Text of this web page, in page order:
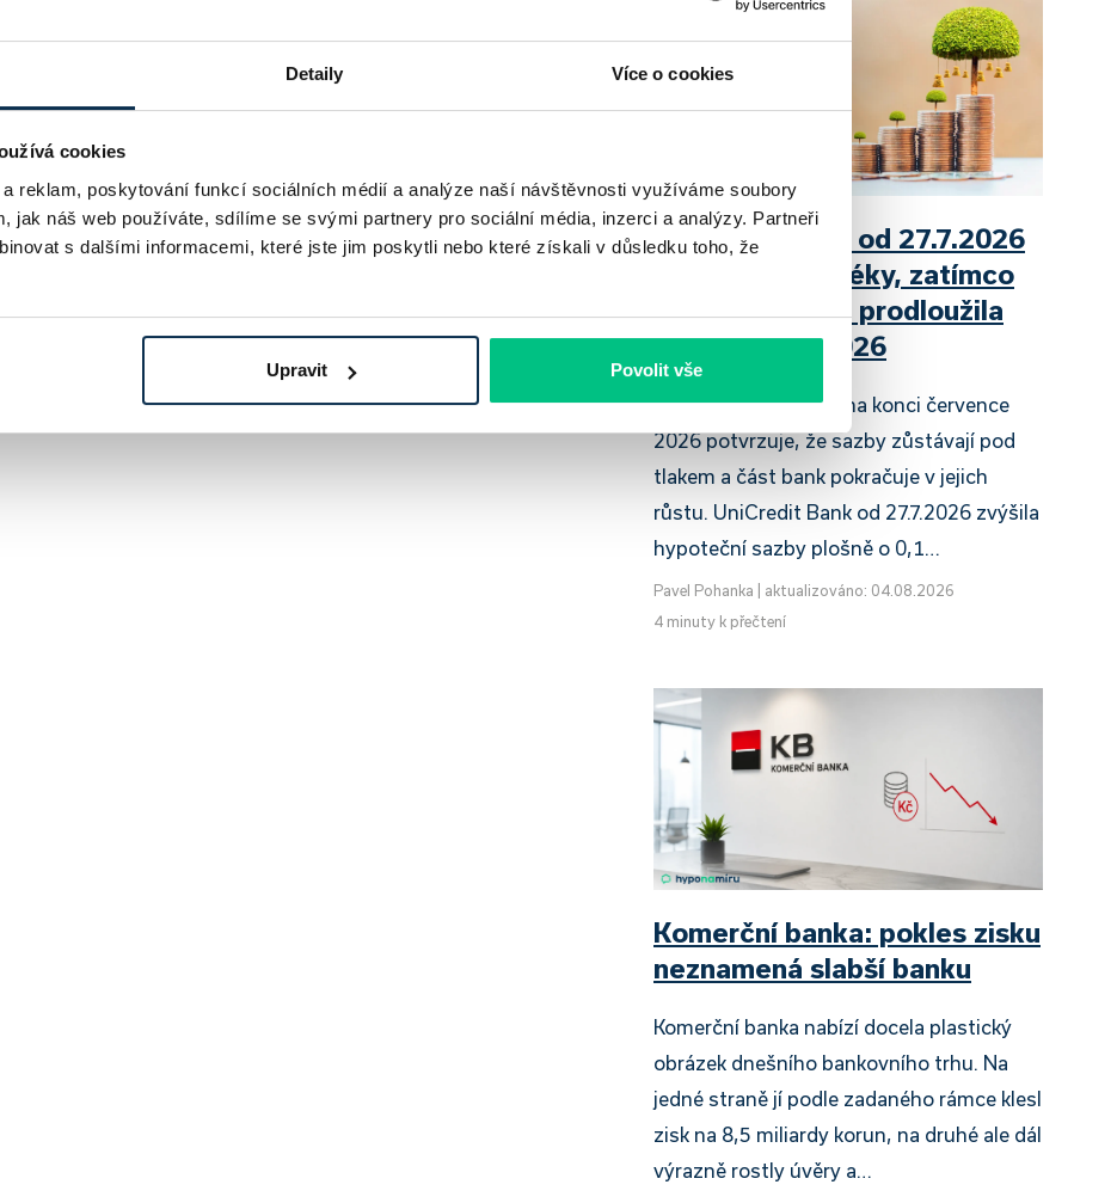
Detaily Více o cookies
cookies
a reklam, poskytování funkcí sociálních médií a analýze naší návštěvnosti využíváme soubory
jak náš web používáte, sdílíme se svými partnery pro sociální média, inzerci a analýzy. Partneři
s dalšími informacemi, které jste jim poskytli nebo které získali v důsledku toho, že
Upravit Povolit vše
UniCredit Bank od 27.7.2026
zdražuje hypotéky, zatímco
Raiffeisenbank prodloužila
slevu do 6.9.2026
Český hypoteční trh na konci července
2026 potvrzuje, že sazby zůstávají pod
tlakem a část bank pokračuje v jejich
růstu. UniCredit Bank od 27.7.2026 zvýšila
hypoteční sazby plošně o 0,1…
Pavel Pohanka
aktualizováno: 04.08.2026
4 minuty k přečtení
Komerční banka: pokles zisku
neznamená slabší banku
Komerční banka nabízí docela plastický
obrázek dnešního bankovního trhu. Na
jedné straně jí podle zadaného rámce klesl
zisk na 8,5 miliardy korun, na druhé ale dál
výrazně rostly úvěry a…